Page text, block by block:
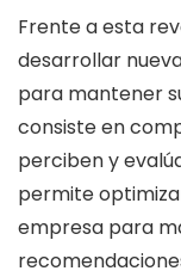
Frente a esta
desarrollar
para mantener
consiste en
perciben y
permite
empresa para